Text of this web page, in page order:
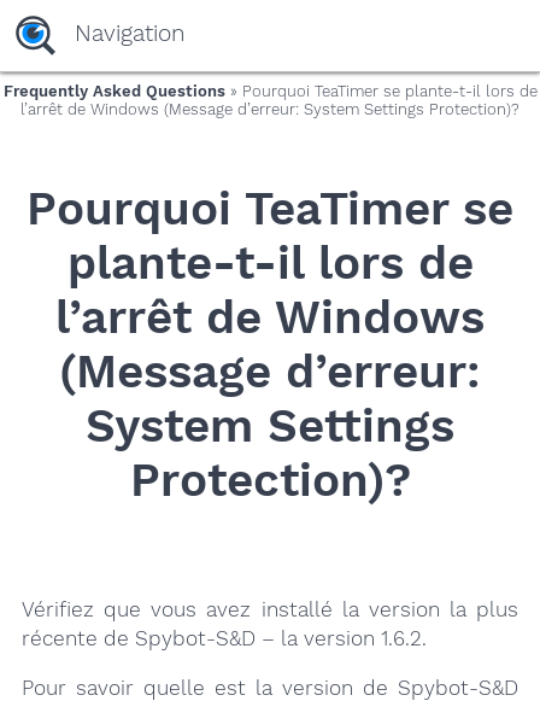
yaaaeag20
Navigation
Frequently Asked Questions» Pourquoi TeaTimer se plante-t-il lors de
l’arrêt de Windows (Message d’erreur: System Settings Protection)?
Pourquoi TeaTimer se
plante-t-il lors de
l’arrêt de Windows
(Message d’erreur:
System Settings
Protection)?
Vérifiez que vous avez installé la version la plus
récente de Spybot-S&D – la version 1.6.2.
Pour savoir quelle est la version de Spybot-S&D